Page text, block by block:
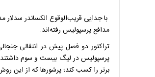
با جدایی قریب‌الوقوع الکساندر
مدافع پرسپولیس رفته‌اند.
تراکتور دو فصل پیش در انتقالی
پرسپولیس در لیگ بیست و سوم داشتند
برتر را کسب کند؛ پرشور‌ها که از این